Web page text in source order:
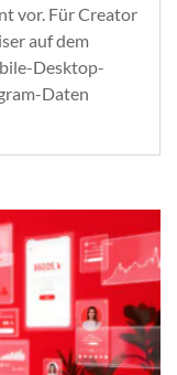
vor. Für Creator
auf dem
Desktop-
Daten